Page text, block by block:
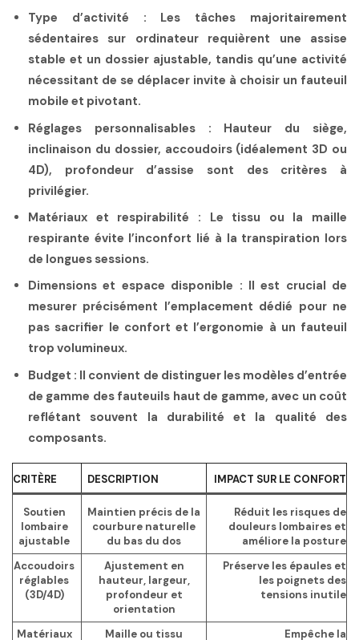
Type d’activité : Les tâches majoritairement
sédentaires sur ordinateur requièrent une assise
stable et un dossier ajustable, tandis qu’une activité
nécessitant de se déplacer invite à choisir un fauteuil
mobile et pivotant.
Réglages personnalisables : Hauteur du siège,
inclinaison du dossier, accoudoirs (idéalement 3D ou
4D), profondeur d’assise sont des critères à
privilégier.
Matériaux et respirabilité : Le tissu ou la maille
respirante évite l’inconfort lié à la transpiration lors
de longues sessions.
Dimensions et espace disponible : Il est crucial de
mesurer précisément l’emplacement dédié pour ne
pas sacrifier le confort et l’ergonomie à un fauteuil
trop volumineux.
Budget : Il convient de distinguer les modèles d’entrée
de gamme des fauteuils haut de gamme, avec un coût
reflétant souvent la durabilité et la qualité des
composants.
CRITÈRE DESCRIPTION IMPACT SUR LE CONFORT
Soutien
lombaire
ajustable
Maintien précis de la
courbure naturelle
du bas du dos
Réduit les risques de
douleurs lombaires et
améliore la posture
Accoudoirs
réglables
(3D/4D)
Ajustement en
hauteur, largeur,
profondeur et
orientation
Préserve les épaules et
les poignets des
tensions inutile
Matériaux
Maille ou tissu
Empêche la